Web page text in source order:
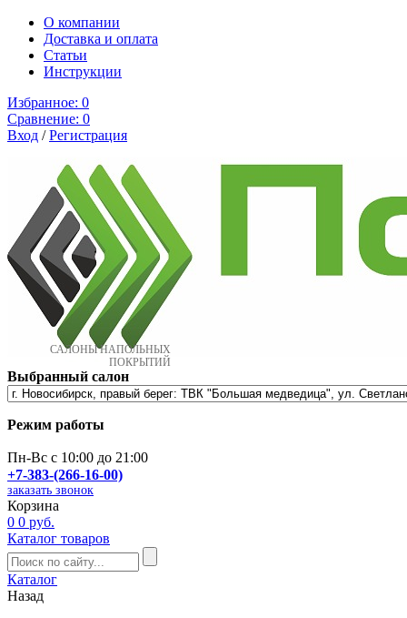
О компании
Доставка и оплата
Cтатьи
Инструкции
Избранное: 0
Сравнение: 0
Вход /Регистрация
САЛОНЫ НАПОЛЬНЫХ
ПОКРЫТИЙ
Выбранный салон
Режим работы
Пн-Вс с 10:00 до 21:00
+7-383-(266-16-00)
заказать звонок
Корзина
0 0 руб.
Каталог товаров
Каталог
Назад